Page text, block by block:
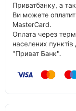
Приватбанку, а
Ви можете
MasterCard.
Оплата через
населених
"Приват Банк".